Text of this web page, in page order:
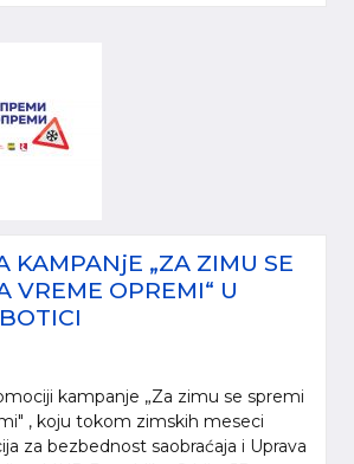
KAMPANjE „ZA ZIMU SE
VREME OPREMI“ U
kampanje „Za zimu se spremi
, koju tokom zimskih meseci
za bezbednost saobraćaja i Uprava